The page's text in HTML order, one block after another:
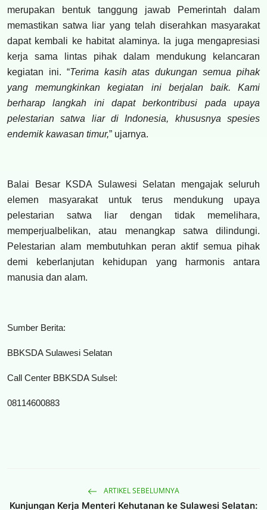
merupakan bentuk tanggung jawab Pemerintah dalam
memastikan satwa liar yang telah diserahkan masyarakat
dapat kembali ke habitat alaminya. Ia juga mengapresiasi
kerja sama lintas pihak dalam mendukung kelancaran
kegiatan ini. “Terima kasih atas dukungan semua pihak
yang memungkinkan kegiatan ini berjalan baik. Kami
berharap langkah ini dapat berkontribusi pada upaya
pelestarian satwa liar di Indonesia, khususnya spesies
endemik kawasan timur,” ujarnya.
Balai Besar KSDA Sulawesi Selatan mengajak seluruh
elemen masyarakat untuk terus mendukung upaya
pelestarian satwa liar dengan tidak memelihara,
memperjualbelikan, atau menangkap satwa dilindungi.
Pelestarian alam membutuhkan peran aktif semua pihak
demi keberlanjutan kehidupan yang harmonis antara
manusia dan alam.
Sumber Berita:
BBKSDA Sulawesi Selatan
Call Center BBKSDA Sulsel:
08114600883
ARTIKEL SEBELUMNYA
Kunjungan Kerja Menteri Kehutanan ke Sulawesi Selatan: